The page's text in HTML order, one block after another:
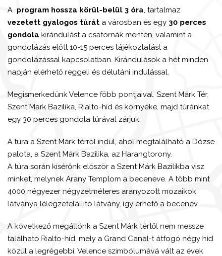
A program hossza körül-belül 3 óra , tartalmaz
vezetett gyalogos túrát a városban és egy 30 perces
gondola kirándulást a csatornák mentén, valamint a
gondolázás előtt 10-15 perces tájékoztatást a
gondolázással kapcsolatban. Kirándulások a hét minden
napján elérhető reggeli és délutáni indulással.
Megismerkedünk Velence főbb pontjaival, Szent Márk Tér,
Szent Mark Bazilika, Rialto-híd és környéke, majd túránkat
egy 30 perces gondola túrával zárjuk.
A túra a Szent Márk térről indul, ahol megtalálható a Dózse
palota, a Szent Márk Bazilika, az Harangtorony.
A túra során kísérőnk először a Szent Márk Bazilikba visz
minket, melynek Arany Templom a beceneve. A több mint
4000 négyezer négyzetméteres aranyozott mozaikok
látványa lélegzetelállító látvány, így érhető a becenév.
A következő megállónk a Szent Márk tértől nem messze
található Rialto-híd, mely a Grand Canal-t átfogó négy híd
közül a legrégebbi. Velence szimbólumává vált az évek